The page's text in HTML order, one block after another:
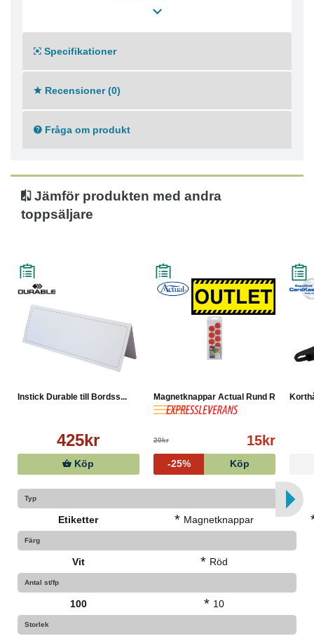
Specifikationer
Recensioner (0)
Fråga om produkt
Jämför produkten med andra
toppsäljare
Instick Durable till Bordss...
425kr
Köp
Magnetknappar Actual Rund R...
20kr 15kr
-25% Köp
Typ
Etiketter * Magnetknappar
Färg
Vit * Röd
Antal st/fp
100 * 10
Storlek